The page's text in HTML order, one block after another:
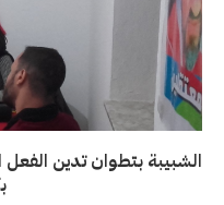
الشبيبة بتطوان تدين